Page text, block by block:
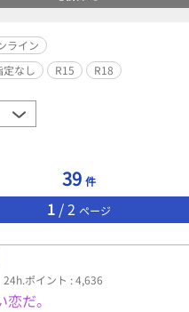
ライン
定なし R15 R18
39 件
1 / 2 ページ
24h.ポイント : 4,636
だ。